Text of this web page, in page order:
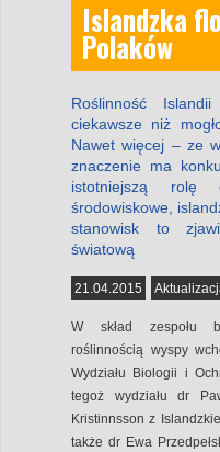
Islandzka
Polaków
Roślinność
ciekawsze niż
Nawet więcej – ze
znaczenie ma
istotniejszą rolę
środowiskowe,
stanowisk to
światową
21.04.2015
W skład zespołu
roślinnością wyspy
Wydziału Biologii i
tegoż wydziału dr
Kristinnsson z
także dr Ewa